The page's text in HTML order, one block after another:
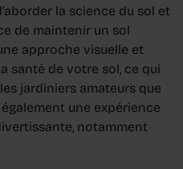
la science du sol et
de maintenir un sol
approche visuelle et
santé de votre sol, ce qui
jardiniers amateurs que
une expérience
notamment